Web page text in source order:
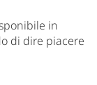
in
di dire piacere